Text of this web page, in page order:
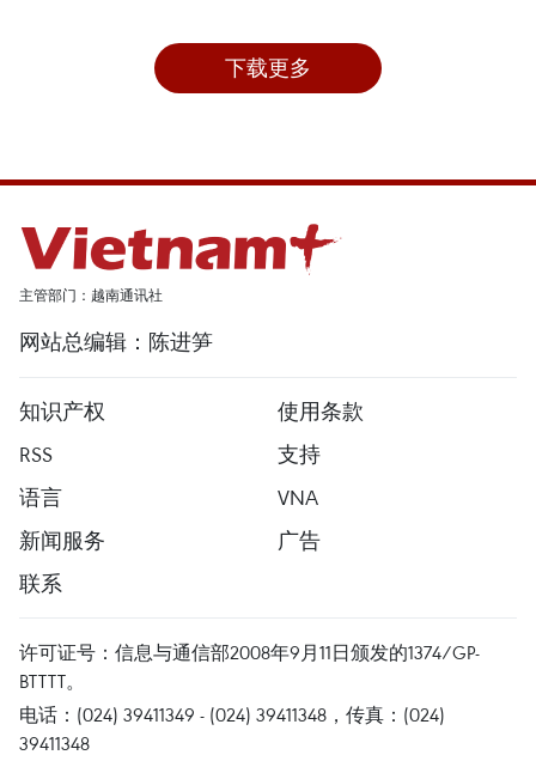
下载更多
主管部门：越南通讯社
网站总编辑：陈进笋
知识产权
使用条款
RSS
支持
语言
VNA
新闻服务
广告
联系
许可证号：信息与通信部2008年9月11日颁发的1374/GP-
BTTTT。
电话：(024) 39411349 - (024) 39411348，传真：(024)
39411348